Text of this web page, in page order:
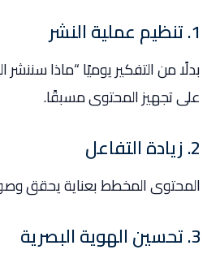
1. تنظيم عملية النشر
بدلًا من التفكير يوميًا “ماذا
على تجهيز المحتوى مسبقًا.
2. زيادة التفاعل
المحتوى المخطط بعناية يحقق
3. تحسين الهوية البصرية